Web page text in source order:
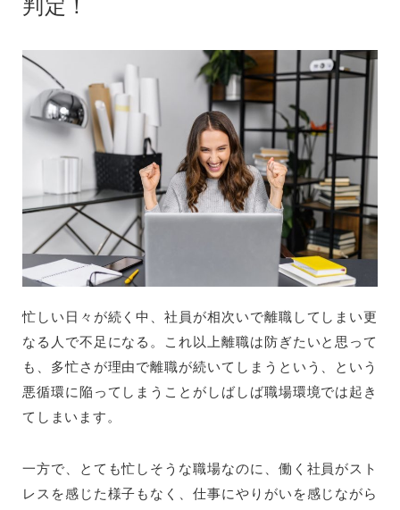
判定！
忙しい日々が続く中、社員が相次いで離職してしまい更
なる人で不足になる。これ以上離職は防ぎたいと思って
も、多忙さが理由で離職が続いてしまうという、という
悪循環に陥ってしまうことがしばしば職場環境では起き
てしまいます。
一方で、とても忙しそうな職場なのに、働く社員がスト
レスを感じた様子もなく、仕事にやりがいを感じながら